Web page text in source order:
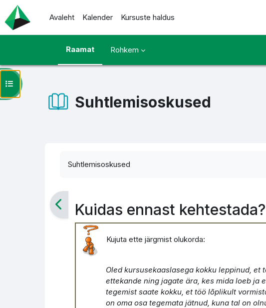
Jäta vahele peasisuni
Avaleht
Kalender Kursuste haldus
Raamat Rohkem
Suhtlemisoskused
Ava kursuse sisukord
Suhtlemisoskused
Kuidas ennast kehtestada?
Kujuta ette järgmist olukorda:
Oled kursusekaaslasega kokku leppinud,
ettekande ning jagate ära, kes mida loeb ja
tegemist saate kokku, et töö lõplikult
on oma osa tegemata jätnud, kuna tal on